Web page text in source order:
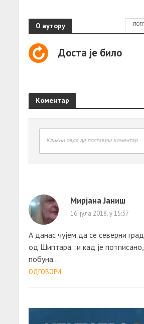
О аутору
Доста је било
Коментар
Кликни овде да поставиш коментар
Мирјана Јаниш
16. јула 2018. у 15:37
А данас чујем да се северни
од Шиптара…и кад је
побуна…
ОДГОВОРИ